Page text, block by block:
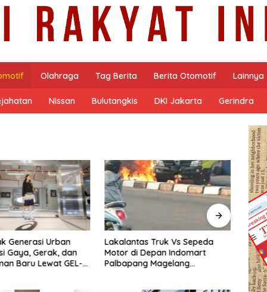
Olahraga Tag Berita Berita Otomotif Lainnya
Nissan Bulutangkis DKI Jakarta Gerindra
Truk Vs Sepeda
Indomart
Magelang
Polisi Berhasil Bekuk Pria Bawa
Seberat 4,46 Gram Sabu di
Kota Magelang.